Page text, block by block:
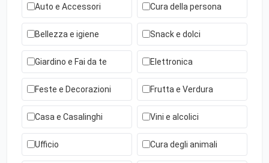
Auto e Accessori Cura della persona
Bellezza e igiene Snack e dolci
Giardino e Fai da te Elettronica
Feste e Decorazioni Frutta e Verdura
Casa e Casalinghi Vini e alcolici
Ufficio Cura degli animali